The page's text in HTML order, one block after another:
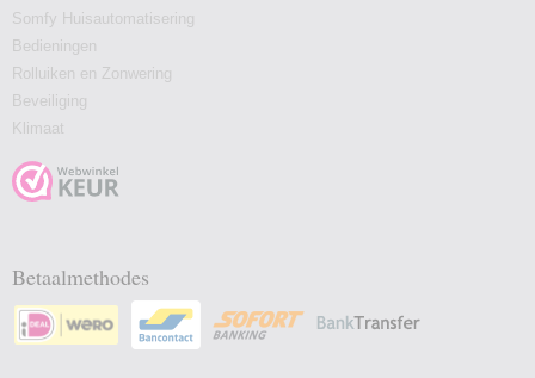
Somfy Huisautomatisering
Bedieningen
Rolluiken en Zonwering
Beveiliging
Klimaat
Betaalmethodes